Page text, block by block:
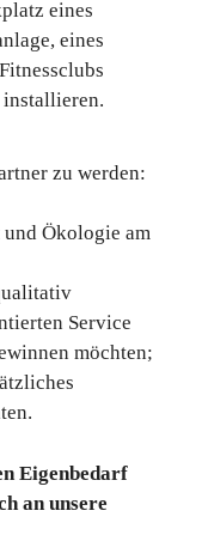
eines
eines
installieren.
zu werden:
Ökologie am
Service
möchten;
Eigenbedarf
an unsere